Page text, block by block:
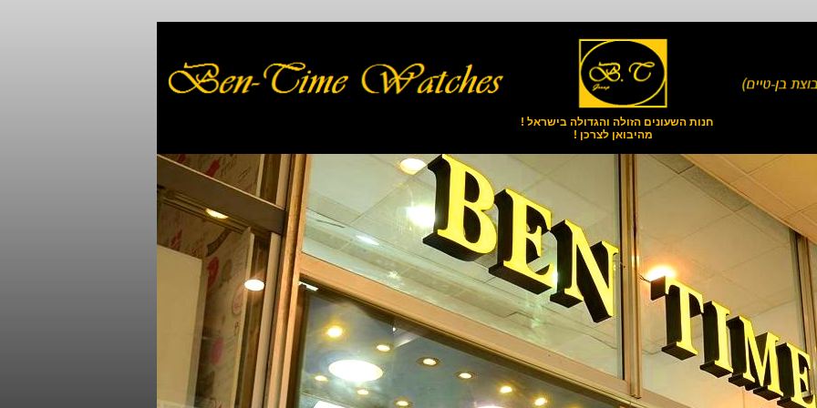
חנות השעונים הזולה והגדולה בישראל !
מהיבואן לצרכן !